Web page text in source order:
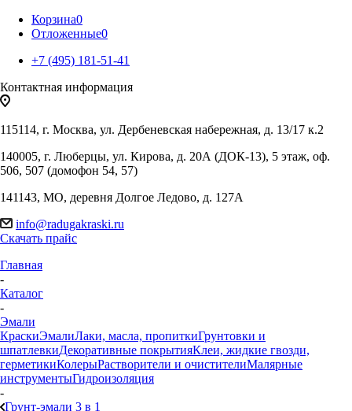
Корзина0
Отложенные0
+7 (495) 181-51-41
Контактная информация
115114, г. Москва, ул. Дербеневская набережная, д. 13/17 к.2
140005, г. Люберцы, ул. Кирова, д. 20А (ДОК-13), 5 этаж, оф.
506, 507 (домофон 54, 57)
141143, МО, деревня Долгое Ледово, д. 127А
info@radugakraski.ru
Скачать прайс
Главная
-
Каталог
-
Эмали
КраскиЭмалиЛаки, масла, пропиткиГрунтовки и
шпатлевкиДекоративные покрытияКлеи, жидкие гвозди,
герметикиКолерыРастворители и очистителиМалярные
инструментыГидроизоляция
-
Грунт-эмали 3 в 1